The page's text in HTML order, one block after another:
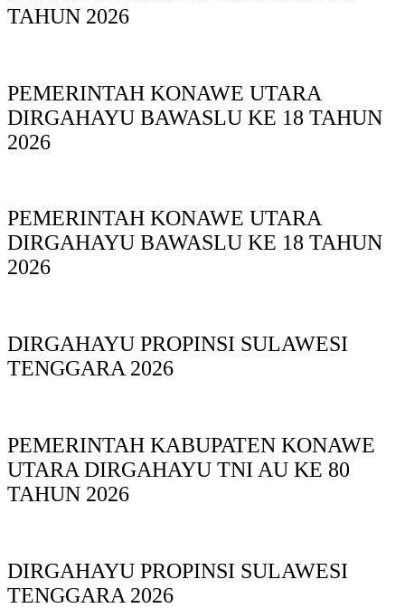
TAHUN 2026
PEMERINTAH KONAWE UTARA
DIRGAHAYU BAWASLU KE 18 TAHUN
2026
PEMERINTAH KONAWE UTARA
DIRGAHAYU BAWASLU KE 18 TAHUN
2026
DIRGAHAYU PROPINSI SULAWESI
TENGGARA 2026
PEMERINTAH KABUPATEN KONAWE
UTARA DIRGAHAYU TNI AU KE 80
TAHUN 2026
DIRGAHAYU PROPINSI SULAWESI
TENGGARA 2026